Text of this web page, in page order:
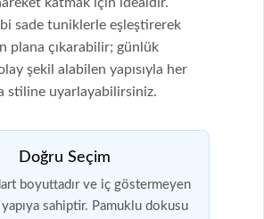
sade tuniklerle eşleştirerek
plana çıkarabilir; günlük
şekil alabilen yapısıyla her
stiline uyarlayabilirsiniz.
Doğru Seçim
boyuttadır ve iç göstermeyen
sahiptir. Pamuklu dokusu